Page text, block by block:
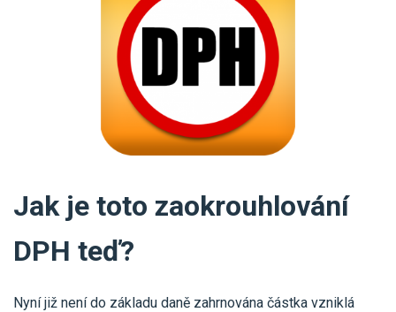
Jak je toto zaokrouhlování
DPH teď?
Nyní již není do základu daně zahrnována částka vzniklá